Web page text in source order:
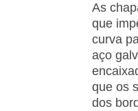
As
que
curva
aço
que os
dos